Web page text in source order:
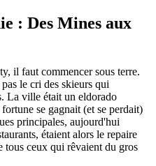
: Des Mines aux
il faut commencer sous terre.
le cri des skieurs qui
La ville était un eldorado
se gagnait (et se perdait)
principales, aujourd'hui
étaient alors le repaire
tous ceux qui rêvaient du gros